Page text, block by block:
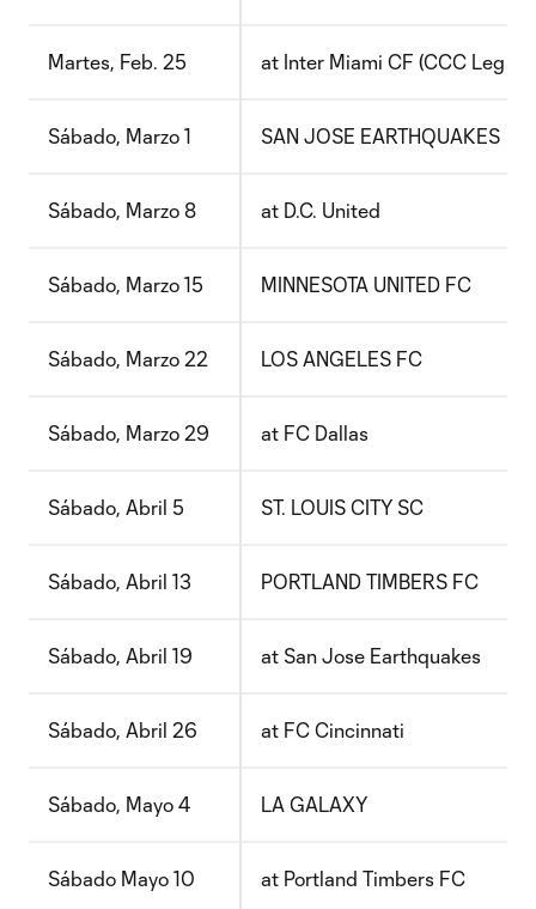
Martes, Feb. 25 at Inter Miami CF (CCC Leg 2)
Sábado, Marzo 1 SAN JOSE EARTHQUAKES
Sábado, Marzo 8 at D.C. United
Sábado, Marzo 15 MINNESOTA UNITED FC
Sábado, Marzo 22 LOS ANGELES FC
Sábado, Marzo 29 at FC Dallas
Sábado, Abril 5 ST. LOUIS CITY SC
Sábado, Abril 13 PORTLAND TIMBERS FC
Sábado, Abril 19 at San Jose Earthquakes
Sábado, Abril 26 at FC Cincinnati
Sábado, Mayo 4 LA GALAXY
Sábado Mayo 10 at Portland Timbers FC